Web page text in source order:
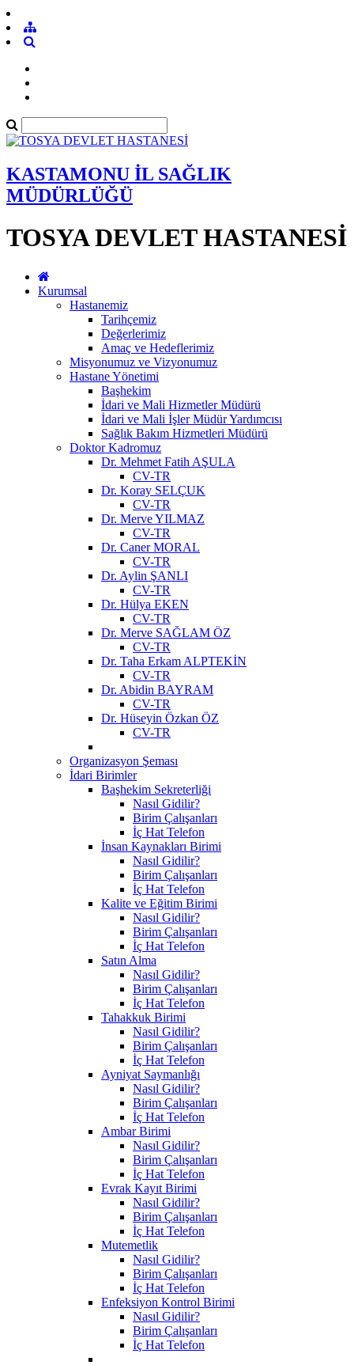
KASTAMONU İL SAĞLIK
MÜDÜRLÜĞÜ
TOSYA DEVLET HASTANESİ
Kurumsal
Hastanemiz
Tarihçemiz
Değerlerimiz
Amaç ve Hedeflerimiz
Misyonumuz ve Vizyonumuz
Hastane Yönetimi
Başhekim
İdari ve Mali Hizmetler Müdürü
İdari ve Mali İşler Müdür Yardımcısı
Sağlık Bakım Hizmetleri Müdürü
Doktor Kadromuz
Dr. Mehmet Fatih AŞULA
CV-TR
Dr. Koray SELÇUK
CV-TR
Dr. Merve YILMAZ
CV-TR
Dr. Caner MORAL
CV-TR
Dr. Aylin ŞANLI
CV-TR
Dr. Hülya EKEN
CV-TR
Dr. Merve SAĞLAM ÖZ
CV-TR
Dr. Taha Erkam ALPTEKİN
CV-TR
Dr. Abidin BAYRAM
CV-TR
Dr. Hüseyin Özkan ÖZ
CV-TR
Organizasyon Şeması
İdari Birimler
Başhekim Sekreterliği
Nasıl Gidilir?
Birim Çalışanları
İç Hat Telefon
İnsan Kaynakları Birimi
Nasıl Gidilir?
Birim Çalışanları
İç Hat Telefon
Kalite ve Eğitim Birimi
Nasıl Gidilir?
Birim Çalışanları
İç Hat Telefon
Satın Alma
Nasıl Gidilir?
Birim Çalışanları
İç Hat Telefon
Tahakkuk Birimi
Nasıl Gidilir?
Birim Çalışanları
İç Hat Telefon
Ayniyat Saymanlığı
Nasıl Gidilir?
Birim Çalışanları
İç Hat Telefon
Ambar Birimi
Nasıl Gidilir?
Birim Çalışanları
İç Hat Telefon
Evrak Kayıt Birimi
Nasıl Gidilir?
Birim Çalışanları
İç Hat Telefon
Mutemetlik
Nasıl Gidilir?
Birim Çalışanları
İç Hat Telefon
Enfeksiyon Kontrol Birimi
Nasıl Gidilir?
Birim Çalışanları
İç Hat Telefon